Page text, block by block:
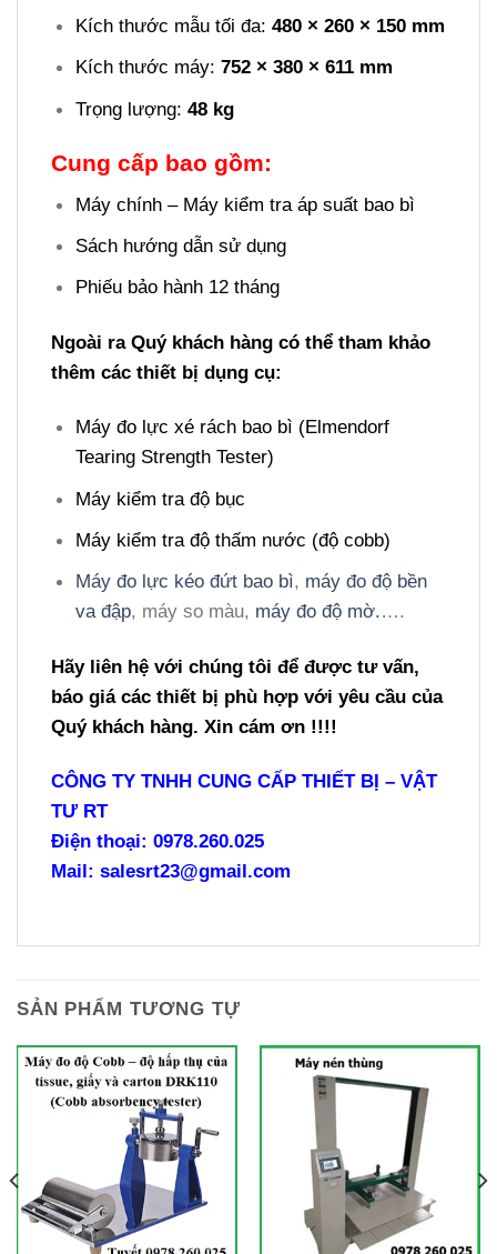
Kích thước mẫu tối đa:480 × 260 × 150 mm
Kích thước máy:752 × 380 × 611 mm
Trọng lượng:48 kg
Cung cấp bao gồm:
Máy chính – Máy kiểm tra áp suất bao bì
Sách hướng dẫn sử dụng
Phiếu bảo hành 12 tháng
Ngoài ra Quý khách hàng có thể tham khảo
thêm các thiết bị dụng cụ:
Máy đo lực xé rách bao bì (Elmendorf
Tearing Strength Tester)
Máy kiểm tra độ bục
Máy kiểm tra độ thấm nước (độ cobb)
Máy đo lực kéo đứt bao bì, máy đo độ bền
va đập, máy so màu, máy đo độ mờ.….
Hãy liên hệ với chúng tôi để được tư vấn,
báo giá các thiết bị phù hợp với yêu cầu của
Quý khách hàng. Xin cám ơn !!!!
CÔNG TY TNHH CUNG CẤP THIẾT BỊ – VẬT
TƯ RT
Điện thoại: 0978.260.025
Mail: salesrt23@gmail.com
SẢN PHẨM TƯƠNG TỰ